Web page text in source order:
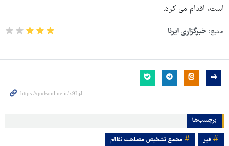
است، اقدام می کرد.
منبع: خبرگزاری ایرنا
برچسب‌ها
قیر مجمع تشخیص مصلحت نظام